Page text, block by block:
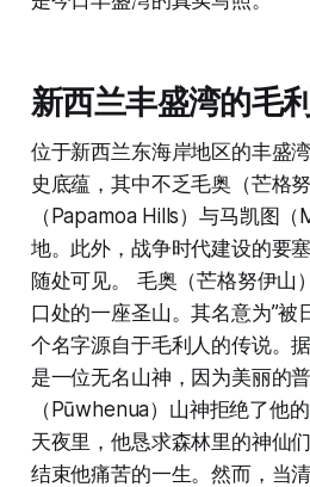
新西兰丰盛湾的毛
位于新西兰东海岸地区的丰盛
史底蕴，其中不乏毛奥（芒格
（Papamoa Hills）与马凯图
地。此外，战争时代建设的要
随处可见。 毛奥（芒格努伊山
口处的一座圣山。其名意为”被
个名字源自于毛利人的传说。
是一位无名山神，因为美丽的
（Pūwhenua）山神拒绝了他
天夜里，他恳求森林里的神仙
结束他痛苦的一生。然而，当